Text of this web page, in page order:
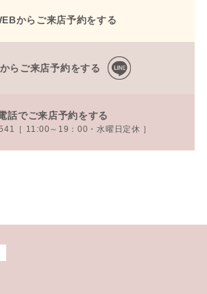
からご来店予約をする
らご来店予約をする
話でご来店予約をする
［ 11:00～19：00・水曜日定休 ］